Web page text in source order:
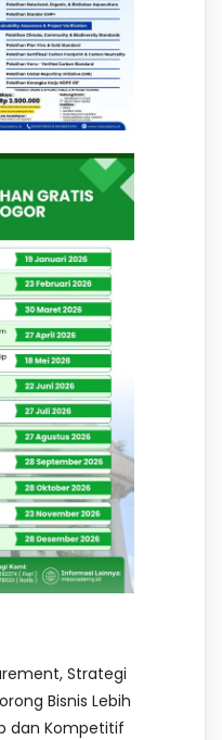
Strategi
Bisnis Lebih
dan Kompetitif